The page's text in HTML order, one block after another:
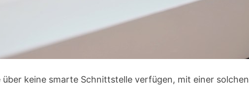
über keine smarte Schnittstelle verfügen, mit einer solchen